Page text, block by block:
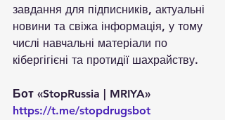
завдання для підписників, актуальні
новини та свіжа інформація, у тому
числі навчальні матеріали по
кібергігієні та протидії шахрайству.
Бот «StopRussia | MRIYA»
https://t.me/stopdrugsbot